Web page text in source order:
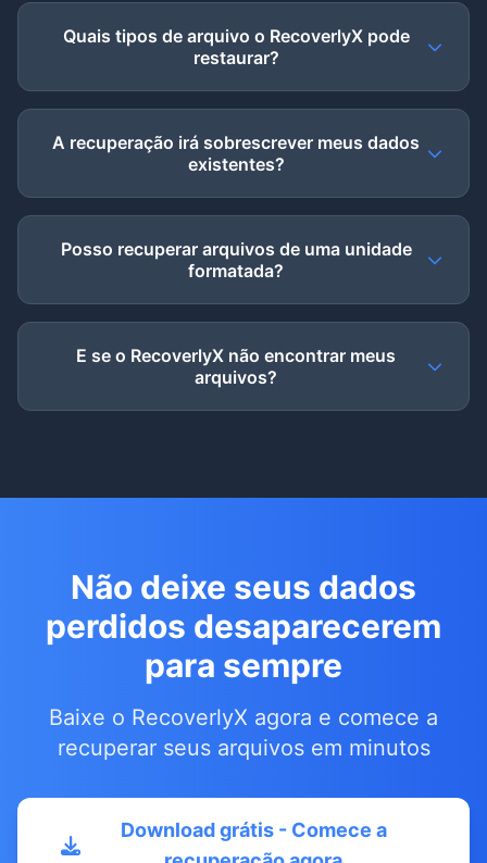
Quais tipos de arquivo o RecoverlyX pode
restaurar?
A recuperação irá sobrescrever meus dados
existentes?
Posso recuperar arquivos de uma unidade
formatada?
E se o RecoverlyX não encontrar meus
arquivos?
Não deixe seus dados
perdidos desaparecerem
para sempre
Baixe o RecoverlyX agora e comece a
recuperar seus arquivos em minutos
Download grátis - Comece a